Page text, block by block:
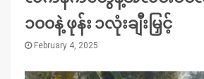
၁၀၀နဲ့ ဖုန်း ၁လုံးချီးမြှင့်
February 4, 2025